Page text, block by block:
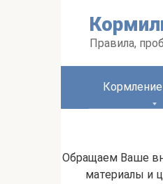
Правила,
Обращаем Ваше
материалы и